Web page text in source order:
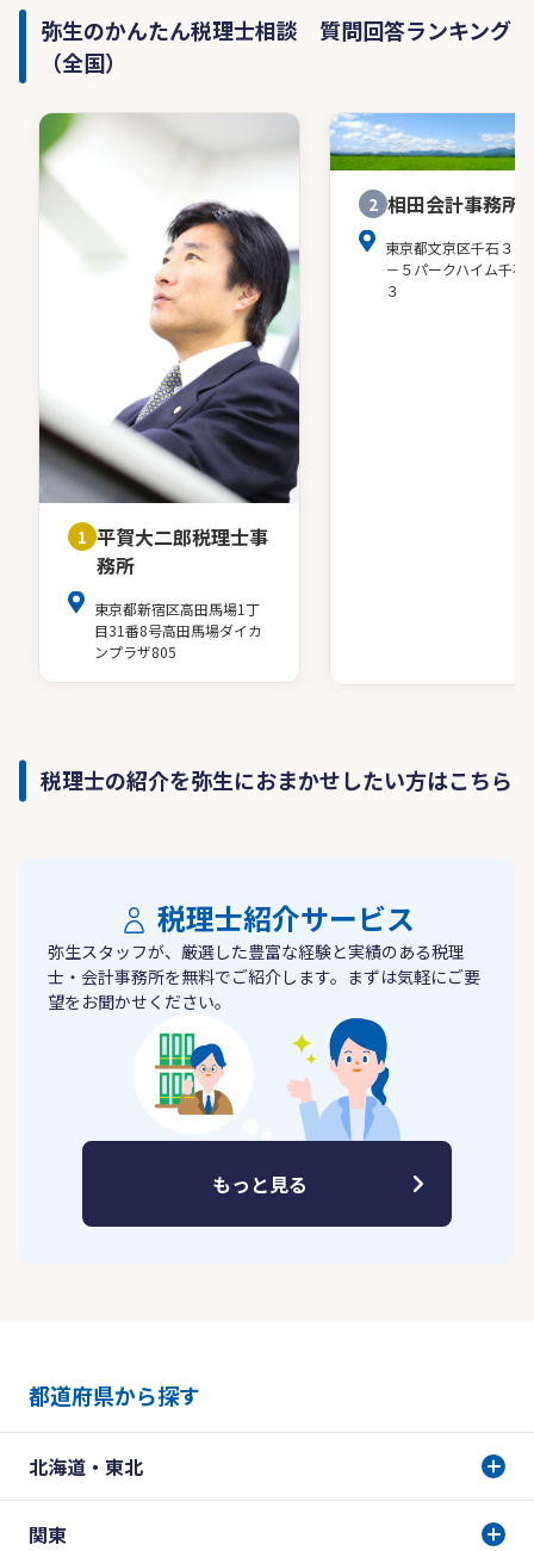
弥生のかんたん税理士相談 質問回答ランキング
（全国）
1 平賀大二郎税理士事
務所
東京都新宿区高田馬場1丁
目31番8号高田馬場ダイカ
ンプラザ805
2 相田会計事務所
東京都文京区千石３－
－５パークハイム千石
３
税理士の紹介を弥生におまかせしたい方はこちら
税理士紹介サービス
弥生スタッフが、厳選した豊富な経験と実績のある税理
士・会計事務所を無料でご紹介します。まずは気軽にご要
望をお聞かせください。
もっと見る
都道府県から探す
北海道・東北
関東